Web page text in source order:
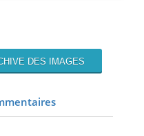
DES IMAGES